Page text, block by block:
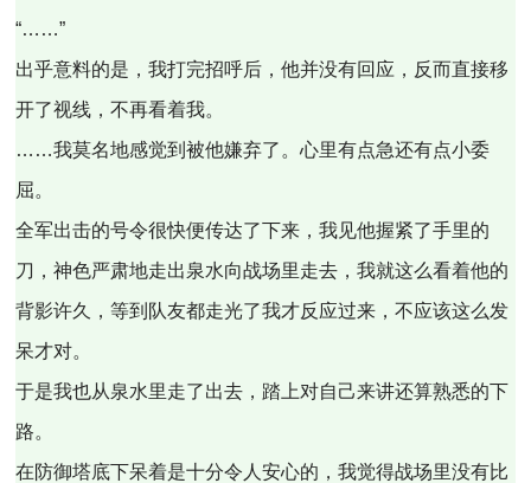
“……”
出乎意料的是，我打完招呼后，他并没有回应，反而直接移
开了视线，不再看着我。
……我莫名地感觉到被他嫌弃了。心里有点急还有点小委
屈。
全军出击的号令很快便传达了下来，我见他握紧了手里的
刀，神色严肃地走出泉水向战场里走去，我就这么看着他的
背影许久，等到队友都走光了我才反应过来，不应该这么发
呆才对。
于是我也从泉水里走了出去，踏上对自己来讲还算熟悉的下
路。
在防御塔底下呆着是十分令人安心的，我觉得战场里没有比